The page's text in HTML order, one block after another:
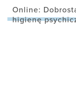
Online:
higienę